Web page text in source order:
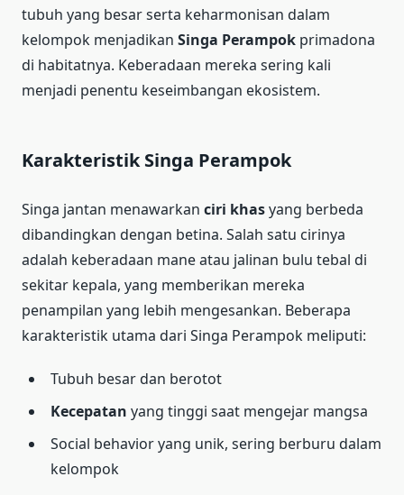
tubuh yang besar serta keharmonisan dalam
kelompok menjadikan Singa Perampok primadona
di habitatnya. Keberadaan mereka sering kali
menjadi penentu keseimbangan ekosistem.
Karakteristik Singa Perampok
Singa jantan menawarkan ciri khasyang berbeda
dibandingkan dengan betina. Salah satu cirinya
adalah keberadaan mane atau jalinan bulu tebal di
sekitar kepala, yang memberikan mereka
penampilan yang lebih mengesankan. Beberapa
karakteristik utama dari Singa Perampok meliputi:
Tubuh besar dan berotot
Kecepatan yang tinggi saat mengejar mangsa
Social behavior yang unik, sering berburu dalam
kelompok